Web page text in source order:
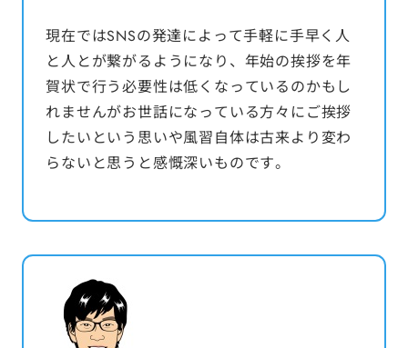
現在ではSNSの発達によって手軽に手早く人
と人とが繋がるようになり、年始の挨拶を年
賀状で行う必要性は低くなっているのかもし
れませんがお世話になっている方々にご挨拶
したいという思いや風習自体は古来より変わ
らないと思うと感慨深いものです。